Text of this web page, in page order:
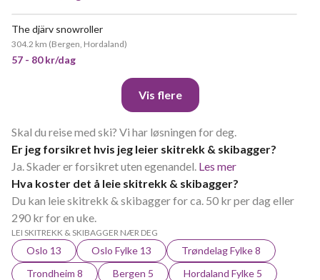
The djärv snowroller
304.2 km (Bergen, Hordaland)
57 - 80 kr/dag
Vis flere
Skal du reise med ski? Vi har løsningen for deg.
Er jeg forsikret hvis jeg leier skitrekk & skibagger?
Ja. Skader er forsikret uten egenandel. Les mer
Hva koster det å leie skitrekk & skibagger?
Du kan leie skitrekk & skibagger for ca. 50 kr per dag eller
290 kr for en uke.
LEI SKITREKK & SKIBAGGER NÆR DEG
Oslo 13 Oslo Fylke 13
Trøndelag Fylke 8
Trondheim 8
Bergen 5 Hordaland Fylke 5